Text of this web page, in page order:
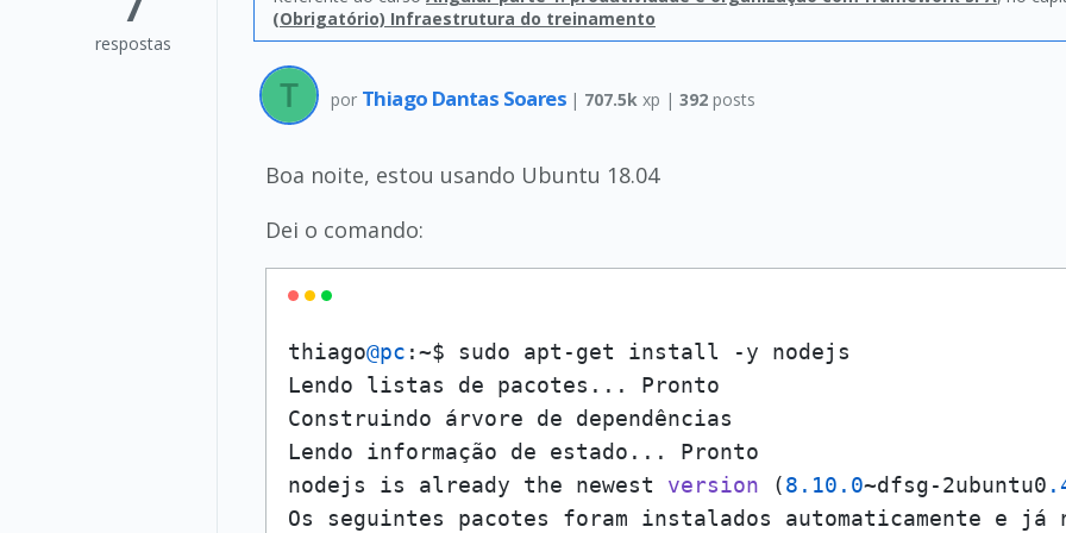
respostas
(Obrigatório) Infraestrutura do treinamento
por Thiago Dantas Soares | 707.5k xp |392 posts
Boa noite, estou usando Ubuntu 18.04
Dei o comando:
thiago@pc :~$ sudo apt-get install -y nodejs
Lendo listas de pacotes... Pronto
Construindo árvore de dependências
Lendo informação de estado... Pronto
nodejs is already the newest version (8.10 .0~dfsg-2ubuntu0
Os seguintes pacotes foram instalados automaticamente e já